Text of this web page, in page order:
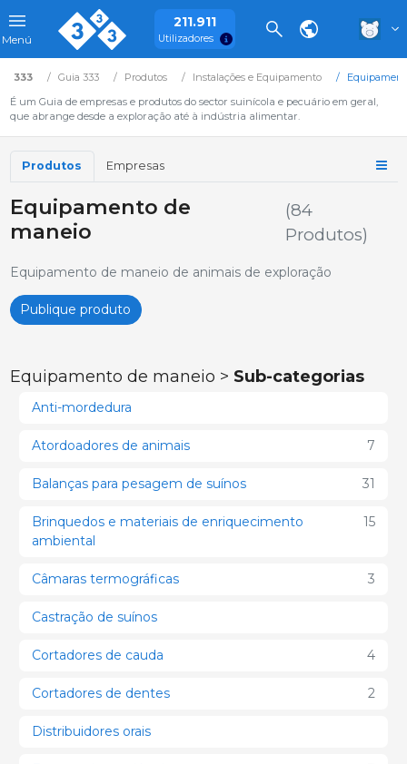
Menú
211.911
Utilizadores
333 Guia 333 Produtos Instalações e Equipamento
É um Guia de empresas e produtos do sector suinícola e pecuário em geral,
que abrange desde a exploração até à indústria alimentar.
Produtos Empresas
Equipamento de
maneio
(84
Produtos)
Equipamento de maneio de animais de exploração
Publique produto
Equipamento de maneio > Sub-categorias
Anti-mordedura
Atordoadores de animais 7
Balanças para pesagem de suínos 31
Brinquedos e materiais de enriquecimento
ambiental
15
Câmaras termográficas 3
Castração de suínos
Cortadores de cauda 4
Cortadores de dentes 2
Distribuidores orais